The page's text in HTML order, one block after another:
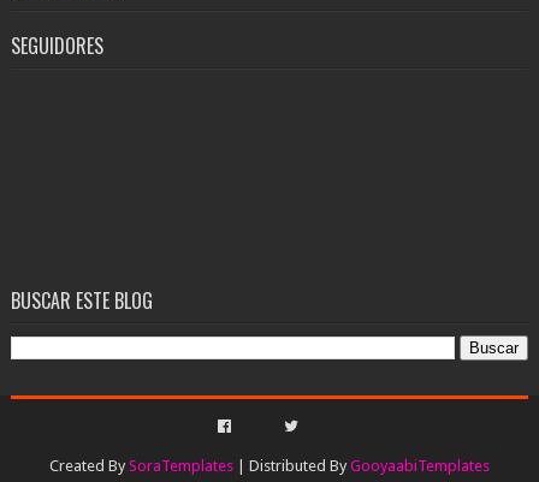
SEGUIDORES
BUSCAR ESTE BLOG
Created By SoraTemplates| Distributed By GooyaabiTemplates